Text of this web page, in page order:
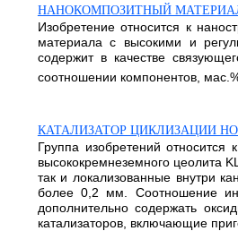
НАНОКОМПОЗИТНЫЙ
Изобретение относится к
материала с высокими и
содержит в качестве
соотношении компонентов,
КАТАЛИЗАТОР ЦИКЛИЗАЦИИ
Группа изобретений относится
высококремнеземного цеолита
так и локализованные внутри
более 0,2 мм. Соотношение
дополнительно содержать
катализаторов, включающие